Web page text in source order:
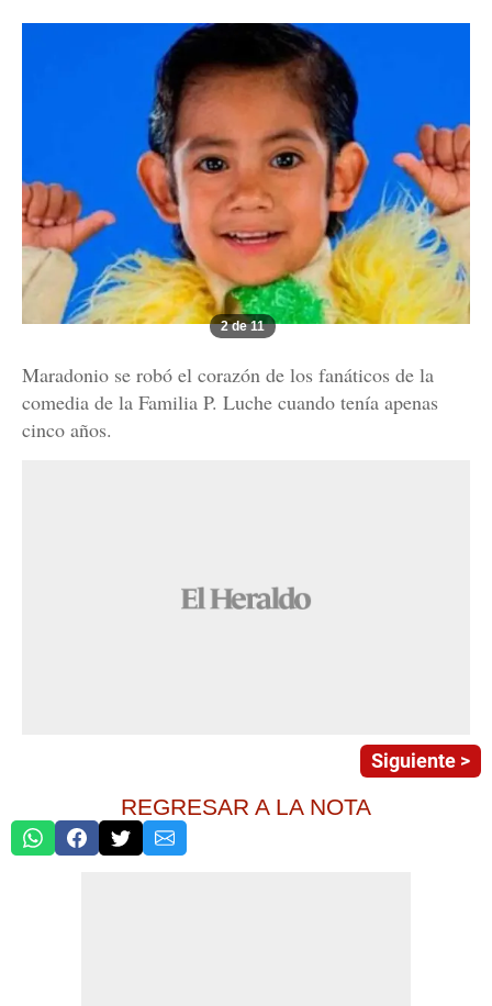
2 de 11
Maradonio se robó el corazón de los fanáticos de la
comedia de la Familia P. Luche cuando tenía apenas
cinco años.
Siguiente >
REGRESAR A LA NOTA